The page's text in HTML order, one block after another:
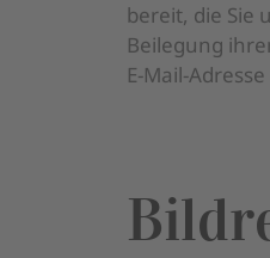
bereit, die Sie
Beilegung
E-Mail-